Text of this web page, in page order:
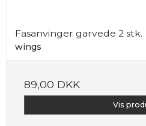
Fasanvinger garvede 2 stk.
wings
89,00 DKK
Vis